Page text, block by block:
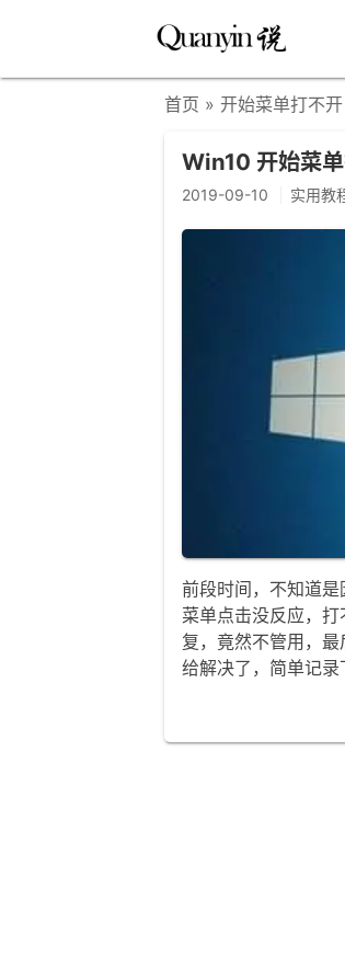
首页 » 开始菜单打不开
Win10 开始菜
2019-09-10 实用教
前段时间，不知道
菜单点击没反应，
复，竟然不管用，
给解决了，简单记录